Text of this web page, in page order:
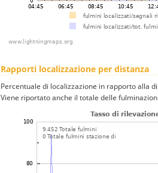
Rapporti localizzazione per distanza
Percentuale di localizzazione in rapporto alla
Viene riportato anche il totale delle